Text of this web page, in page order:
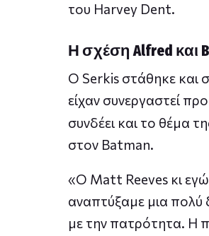
του Harvey Dent.
Η σχέση Alfred και
Ο Serkis στάθηκε και
είχαν συνεργαστεί
συνδέει και το θέμα
στον Batman.
«Ο Matt Reeves κι εγώ
αναπτύξαμε μια πολύ
με την πατρότητα. Η